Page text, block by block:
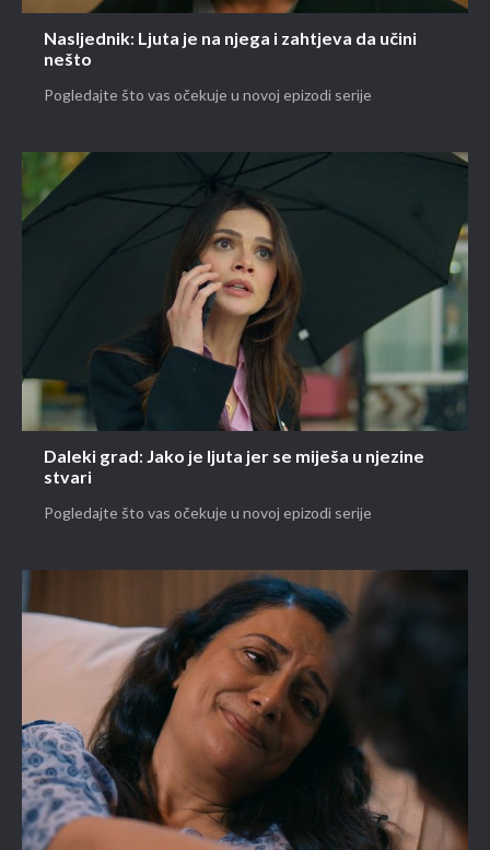
Nasljednik: Ljuta je na njega i zahtjeva da učini
nešto
Pogledajte što vas očekuje u novoj epizodi serije
Daleki grad: Jako je ljuta jer se miješa u njezine
stvari
Pogledajte što vas očekuje u novoj epizodi serije